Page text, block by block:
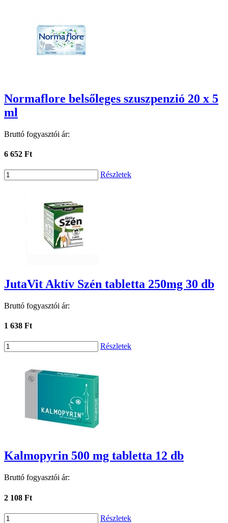
Normaflore belsőleges szuszpenzió 20 x 5
ml
Bruttó fogyasztói ár:
6 652 Ft
Részletek
JutaVit Aktív Szén tabletta 250mg 30 db
Bruttó fogyasztói ár:
1 638 Ft
Részletek
Kalmopyrin 500 mg tabletta 12 db
Bruttó fogyasztói ár:
2 108 Ft
Részletek